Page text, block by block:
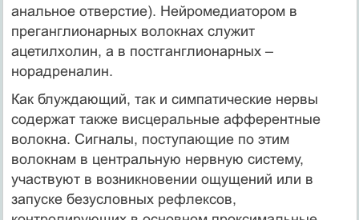
анальное отверстие). Нейромедиатором в
преганглионарных волокнах служит
ацетилхолин, а в постганглионарных –
норадреналин.
Как блуждающий, так и симпатические нервы
содержат также висцеральные афферентные
волокна. Сигналы, поступающие по этим
волокнам в центральную нервную систему,
участвуют в возникновении ощущений или в
запуске безусловных рефлексов,